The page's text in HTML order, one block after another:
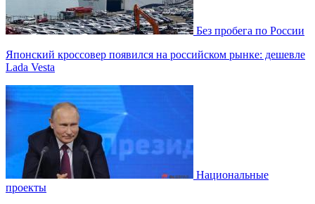
Без пробега по России
Японский кроссовер появился на российском рынке: дешевле
Lada Vesta
Национальные
проекты